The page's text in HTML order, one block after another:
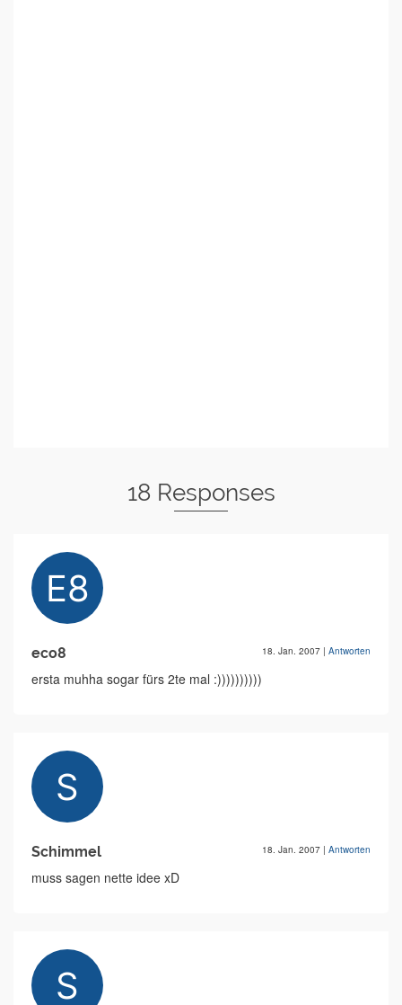
18 Responses
eco8 18. Jan. 2007 | Antworten
ersta muhha sogar fürs 2te mal :))))))))))
Schimmel 18. Jan. 2007 | Antworten
muss sagen nette idee xD